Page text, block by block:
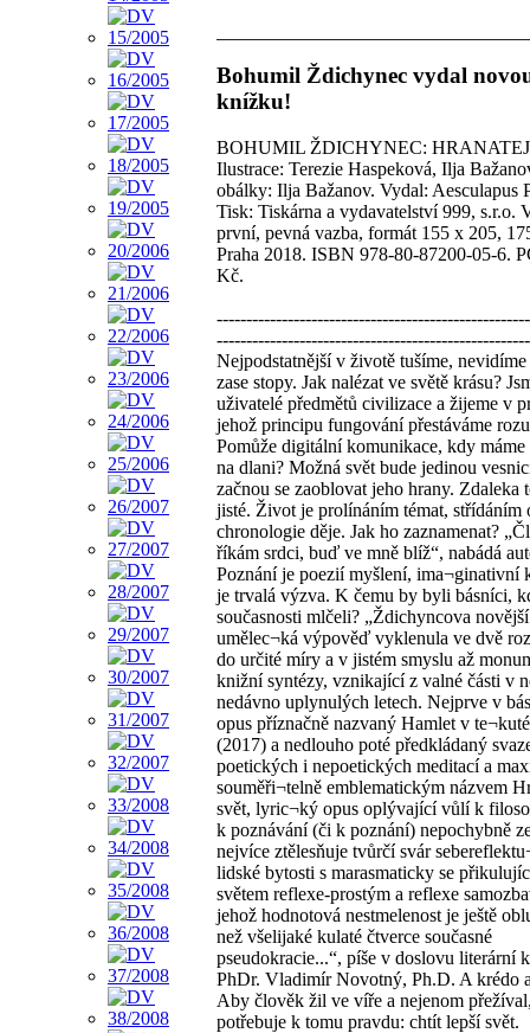
Bohumil Ždichynec vydal
knížku!
BOHUMIL ŽDICHYNEC:
Ilustrace: Terezie Haspeková, Ilja
obálky: Ilja Bažanov. Vydal: Aesculapus
Tisk: Tiskárna a vydavatelství 999, s.r.o.
první, pevná vazba, formát 155 x 205,
Praha 2018. ISBN 978-80-87200-05-6.
Kč.
Nejpodstatnější v životě tušíme, nevidíme
zase stopy. Jak nalézat ve světě krásu?
uživatelé předmětů civilizace a žijeme v
jehož principu fungování přestáváme
Pomůže digitální komunikace, kdy máme
na dlani? Možná svět bude jedinou
začnou se zaoblovat jeho hrany. Zdaleka
jisté. Život je prolínáním témat, střídáním
chronologie děje. Jak ho zaznamenat?
říkám srdci, buď ve mně blíž“, nabádá
Poznání je poezií myšlení, ima¬ginativní
je trvalá výzva. K čemu by byli básníci,
současnosti mlčeli? „Ždichyncova novější
umělec¬ká výpověď vyklenula ve dvě
do určité míry a v jistém smyslu až
knižní syntézy, vznikající z valné části v
nedávno uplynulých letech. Nejprve v
opus příznačně nazvaný Hamlet v
(2017) a nedlouho poté předkládaný
poetických i nepoetických meditací a
souměři¬telně emblematickým názvem
svět, lyric¬ký opus oplývající vůlí k
k poznávání (či k poznání) nepochybně
nejvíce ztělesňuje tvůrčí svár
lidské bytosti s marasmaticky se
světem reflexe-prostým a reflexe
jehož hodnotová nestmelenost je ještě
než všelijaké kulaté čtverce současné
pseudokracie...“, píše v doslovu literární
PhDr. Vladimír Novotný, Ph.D. A krédo
Aby člověk žil ve víře a nejenom
potřebuje k tomu pravdu: chtít lepší svět.